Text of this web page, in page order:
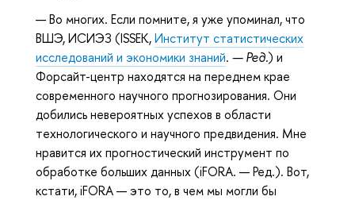
— Во многих. Если помните, я уже упоминал, что
ВШЭ, ИСИЭЗ (ISSEK,Институт статистических
исследований и экономики знаний. — Ред.) и
Форсайт-центр находятся на переднем крае
современного научного прогнозирования. Они
добились невероятных успехов в области
технологического и научного предвидения. Мне
нравится их прогностический инструмент по
обработке больших данных (iFORA. — Ред.). Вот,
кстати, iFORA — это то, в чем мы могли бы